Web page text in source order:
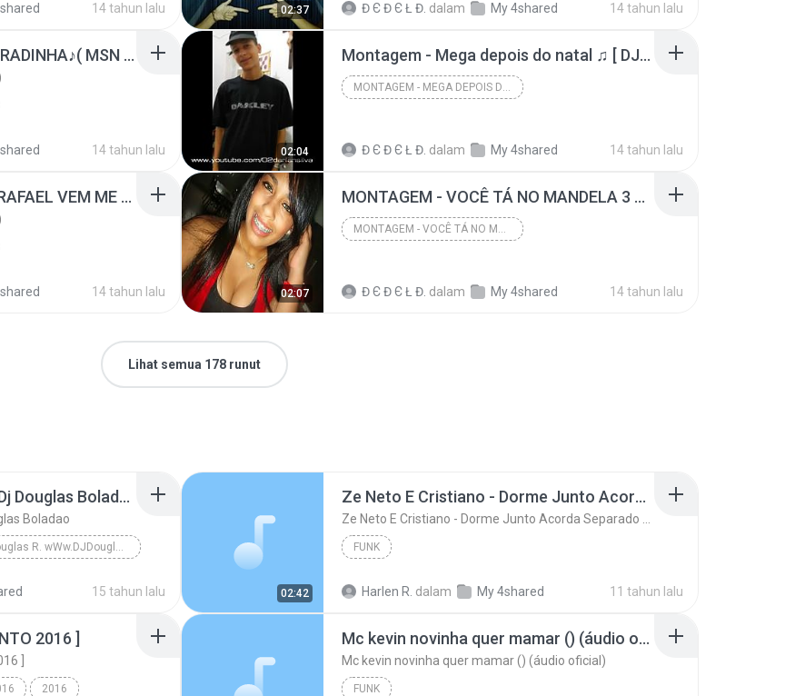
14 tahun lalu 02:37 Đ Є Đ Є Ł Đ. dalam My 4shared 14 tahun lalu
MC DUDUZINHO - TA TARADINHA♪( MSN DL22_@HOTMAIL.COM )
14 tahun lalu 02:04
Montagem - Mega depois do natal ♫ [ DJ GUINHO DA CDD ] ·#·$1 .: MSN ·$3DL22_@HOTMAIL.COM ·$4GRAVOU BUNITINHA ? :.
MONTAGEM - MEGA DEPOIS DO NATAL ♫ [ DJ GUINHO DA C...
Đ Є Đ Є Ł Đ. dalam My 4shared 14 tahun lalu
CHICO, COCO VELHO E RAFAEL VEM ME ATRAVESSAR ( DJS DO BOTAFOGO) ( MSN DL22_@HOTMAIL.COM )
14 tahun lalu 02:07
MONTAGEM - VOCÊ TÁ NO MANDELA 3 ♪♫ ( MSN DL22_@HOTMAIL.COM )
MONTAGEM - VOCÊ TÁ NO MANDELA 3 ♪♫ ( MSN DL22_@HOT...
Đ Є Đ Є Ł Đ. dalam My 4shared 14 tahun lalu
Lihat semua 178 runut
Dj Douglas Montagem - Dj Douglas Boladao
Boladao
DJ Douglas R. wWw.DJDouglasR.Blogspot.com (32)99071077 msn djdouglasricardo@live.com
15 tahun lalu 02:42
Ze Neto E Cristiano - Dorme Junto Acorda Separado - Top 20 Sertanejas de 2015
FUNK
Harlen R. dalam My 4shared 11 tahun lalu
2016 ]
]
2016
Mc kevin novinha quer mamar () (áudio oficial)
Mc kevin novinha quer mamar () (áudio oficial)
FUNK